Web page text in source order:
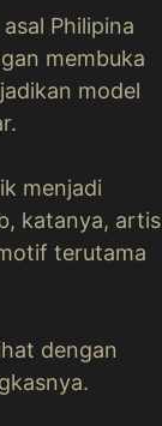
Philipina
membuka
model
menjadi
katanya, artis
terutama
dengan